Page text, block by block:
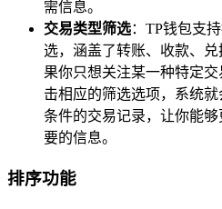
需信息。
交易类型筛选：TP钱包支
选，涵盖了转账、收款、
果你只想关注某一种特定
击相应的筛选选项，系统
条件的交易记录，让你能
要的信息。
排序功能